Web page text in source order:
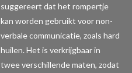
suggereert dat het rompertje
kan worden gebruikt voor non-
verbale communicatie, zoals hard
huilen. Het is verkrijgbaar in
twee verschillende maten, zodat